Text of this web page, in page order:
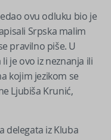
ovu odluku bio je
Srpska malim
pravilno piše. U
je ovo iz neznanja ili
kojim jezikom se
Ljubiša Krunić,
delegata iz Kluba